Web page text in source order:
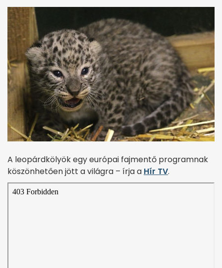
A leopárdkölyök egy európai fajmentő programnak
köszönhetően jött a világra – írja a Hír TV.